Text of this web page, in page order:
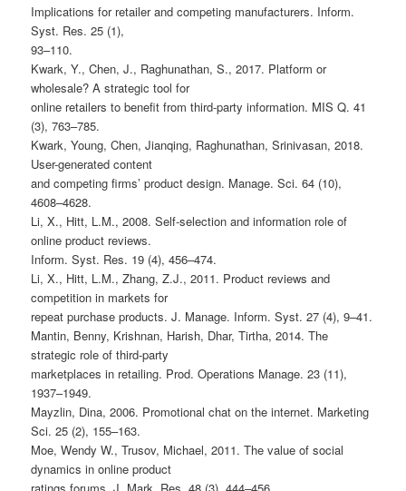
Implications for retailer and competing manufacturers. Inform.
Syst. Res. 25 (1),
93–110.
Kwark, Y., Chen, J., Raghunathan, S., 2017. Platform or
wholesale? A strategic tool for
online retailers to benefit from third-party information. MIS Q. 41
(3), 763–785.
Kwark, Young, Chen, Jianqing, Raghunathan, Srinivasan, 2018.
User-generated content
and competing firms’ product design. Manage. Sci. 64 (10),
4608–4628.
Li, X., Hitt, L.M., 2008. Self-selection and information role of
online product reviews.
Inform. Syst. Res. 19 (4), 456–474.
Li, X., Hitt, L.M., Zhang, Z.J., 2011. Product reviews and
competition in markets for
repeat purchase products. J. Manage. Inform. Syst. 27 (4), 9–41.
Mantin, Benny, Krishnan, Harish, Dhar, Tirtha, 2014. The
strategic role of third-party
marketplaces in retailing. Prod. Operations Manage. 23 (11),
1937–1949.
Mayzlin, Dina, 2006. Promotional chat on the internet. Marketing
Sci. 25 (2), 155–163.
Moe, Wendy W., Trusov, Michael, 2011. The value of social
dynamics in online product